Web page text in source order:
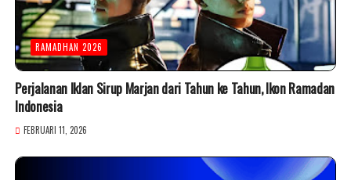
RAMADHAN 2026
Perjalanan Iklan Sirup Marjan dari Tahun ke Tahun, Ikon Ramadan
Indonesia
FEBRUARI 11, 2026